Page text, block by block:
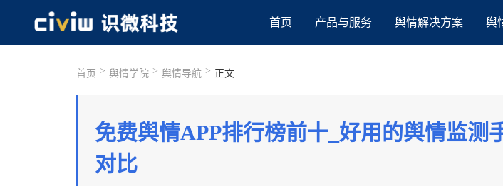
首页 产品与服务 舆情解决方案 舆
首页 > 舆情学院 > 舆情导航 > 正文
免费舆情APP排行榜前十_好用的舆情监测
对比